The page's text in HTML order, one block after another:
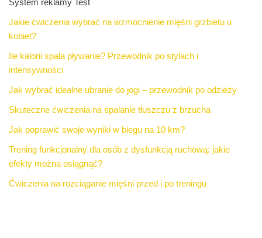
System reklamy Test
Jakie ćwiczenia wybrać na wzmocnienie mięśni grzbietu u
kobiet?
Ile kalorii spala pływanie? Przewodnik po stylach i
intensywności
Jak wybrać idealne ubranie do jogi – przewodnik po odzieży
Skuteczne ćwiczenia na spalanie tłuszczu z brzucha
Jak poprawić swoje wyniki w biegu na 10 km?
Trening funkcjonalny dla osób z dysfunkcją ruchową: jakie
efekty można osiągnąć?
Ćwiczenia na rozciąganie mięśni przed i po treningu